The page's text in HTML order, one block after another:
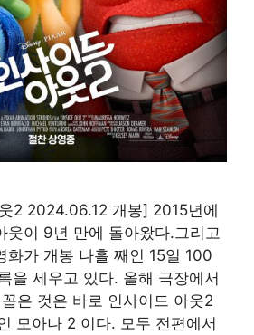
2 2024.06.12 개봉] 2015년에
웃이 9년 만에 돌아왔다.그리고
화가 개봉 나흘 째인 15일 100
을 세우고 있다. 올해 극장에서
은 것은 바로 인사이드 아웃2
모아나 2 이다. 모두 전편에서